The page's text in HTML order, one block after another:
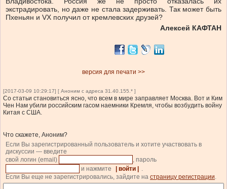
экстрадировать, но даже не стала задерживать. Так может быть
Пхеньян и VX получил от кремлевских друзей?
Алексей КАФТАН
версия для печати >>
[2017-03-09 10:29:17] [ Аноним с адреса 31.40.155.* ]
Со статьи становиться ясно, что всем в мире заправляет Москва. Вот и Ким
Чен Нам убили российским гасом наемники Кремля, чтобы возбудить войну
Китая с США.
Что скажете, Аноним?
Если Вы зарегистрированный пользователь и хотите участвовать в
дискуссии — введите
свой логин (email)
, пароль
и нажмите
| войти |
.
Если Вы еще не зарегистрировались, зайдите на страницу регистрации.